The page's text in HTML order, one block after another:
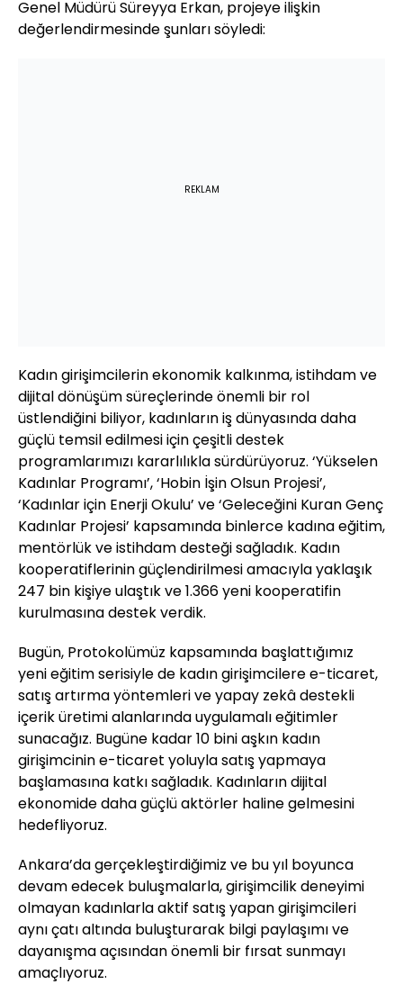
Genel Müdürü Süreyya Erkan, projeye ilişkin
değerlendirmesinde şunları söyledi:
REKLAM
Kadın girişimcilerin ekonomik kalkınma, istihdam ve
dijital dönüşüm süreçlerinde önemli bir rol
üstlendiğini biliyor, kadınların iş dünyasında daha
güçlü temsil edilmesi için çeşitli destek
programlarımızı kararlılıkla sürdürüyoruz. ‘Yükselen
Kadınlar Programı’, ‘Hobin İşin Olsun Projesi’,
‘Kadınlar için Enerji Okulu’ ve ‘Geleceğini Kuran Genç
Kadınlar Projesi’ kapsamında binlerce kadına eğitim,
mentörlük ve istihdam desteği sağladık. Kadın
kooperatiflerinin güçlendirilmesi amacıyla yaklaşık
247 bin kişiye ulaştık ve 1.366 yeni kooperatifin
kurulmasına destek verdik.
Bugün, Protokolümüz kapsamında başlattığımız
yeni eğitim serisiyle de kadın girişimcilere e-ticaret,
satış artırma yöntemleri ve yapay zekâ destekli
içerik üretimi alanlarında uygulamalı eğitimler
sunacağız. Bugüne kadar 10 bini aşkın kadın
girişimcinin e-ticaret yoluyla satış yapmaya
başlamasına katkı sağladık. Kadınların dijital
ekonomide daha güçlü aktörler haline gelmesini
hedefliyoruz.
Ankara’da gerçekleştirdiğimiz ve bu yıl boyunca
devam edecek buluşmalarla, girişimcilik deneyimi
olmayan kadınlarla aktif satış yapan girişimcileri
aynı çatı altında buluşturarak bilgi paylaşımı ve
dayanışma açısından önemli bir fırsat sunmayı
amaçlıyoruz.